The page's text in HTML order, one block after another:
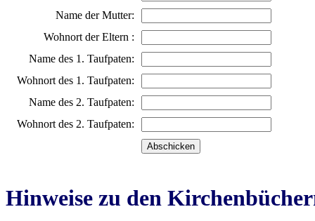
Name der Mutter:
Wohnort der Eltern :
Name des 1. Taufpaten:
Wohnort des 1. Taufpaten:
Name des 2. Taufpaten:
Wohnort des 2. Taufpaten:
Hinweise zu den